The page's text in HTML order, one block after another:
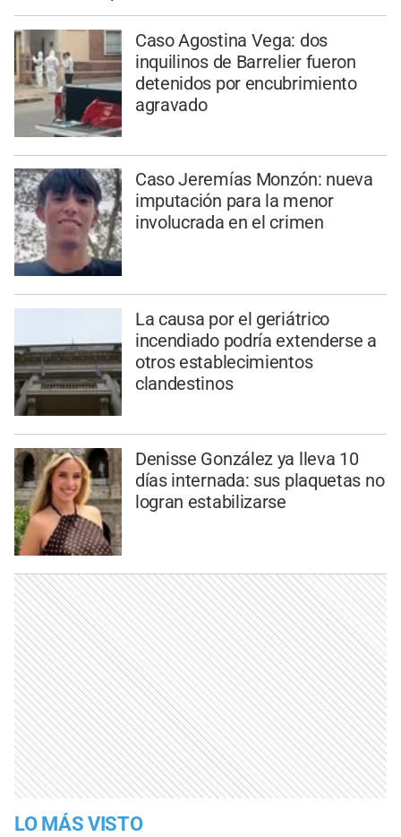
Caso Agostina Vega: dos
inquilinos de Barrelier fueron
detenidos por encubrimiento
agravado
Caso Jeremías Monzón: nueva
imputación para la menor
involucrada en el crimen
La causa por el geriátrico
incendiado podría extenderse a
otros establecimientos
clandestinos
Denisse González ya lleva 10
días internada: sus plaquetas no
logran estabilizarse
LO MÁS VISTO